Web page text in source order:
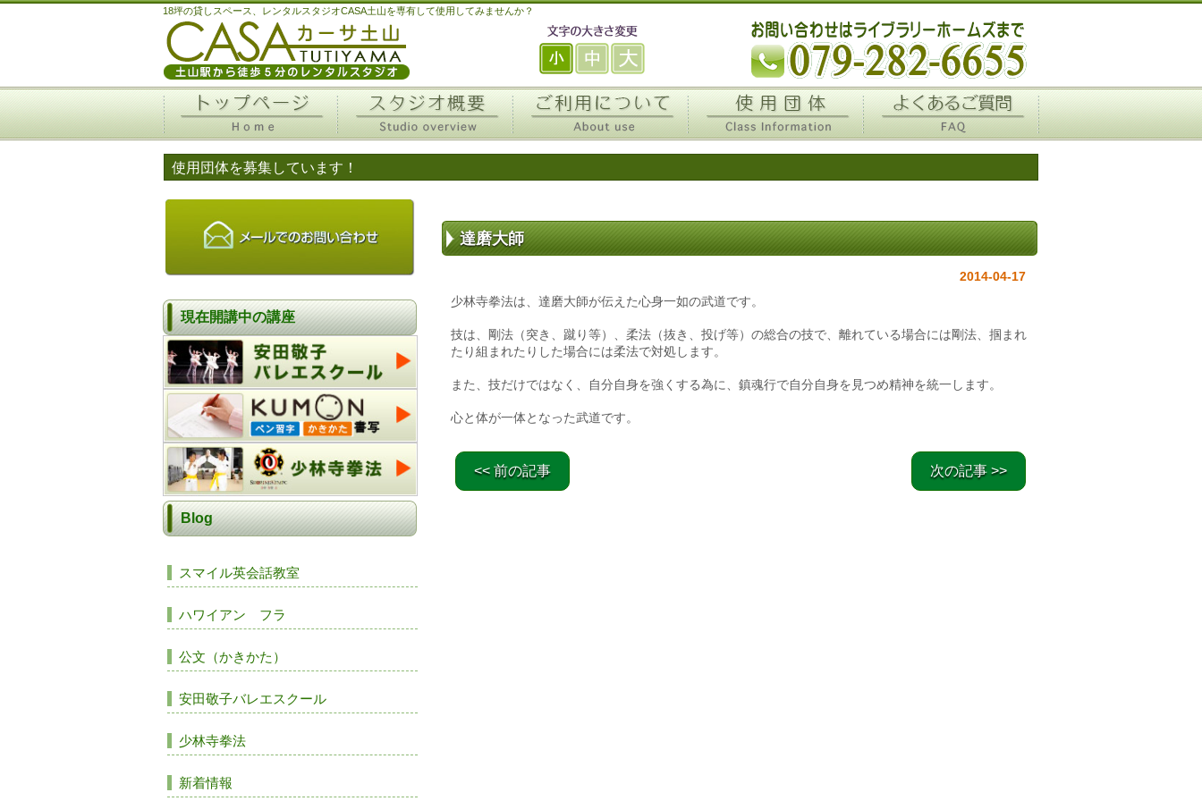
18坪の貸しスペース、レンタルスタジオCASA土山を専有して使用してみませんか？
使用団体を募集しています！
達磨大師
2014-04-17
少林寺拳法は、達磨大師が伝えた心身一如の武道です。
技は、剛法（突き、蹴り等）、柔法（抜き、投げ等）の総合の技で、離れている場合には剛法、掴まれ
たり組まれたりした場合には柔法で対処します。
また、技だけではなく、自分自身を強くする為に、鎮魂行で自分自身を見つめ精神を統一します。
心と体が一体となった武道です。
<< 前の記事 次の記事 >>
現在開講中の講座
Blog
スマイル英会話教室
ハワイアン フラ
公文（かきかた）
安田敬子バレエスクール
少林寺拳法
新着情報